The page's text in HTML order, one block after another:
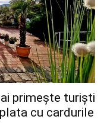
primește turiști
cu cardurile